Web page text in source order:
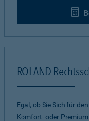
ROLAND
Egal, ob Sie Sich für
Komfort- oder